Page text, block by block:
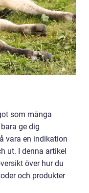
som många
ge dig
vara en indikation
ut. I denna artikel
över hur du
och produkter